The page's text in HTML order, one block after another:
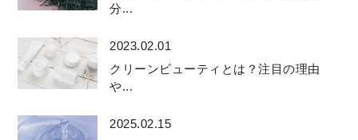
分...
2023.02.01
クリーンビューティとは？注目の理由
や...
2025.02.15